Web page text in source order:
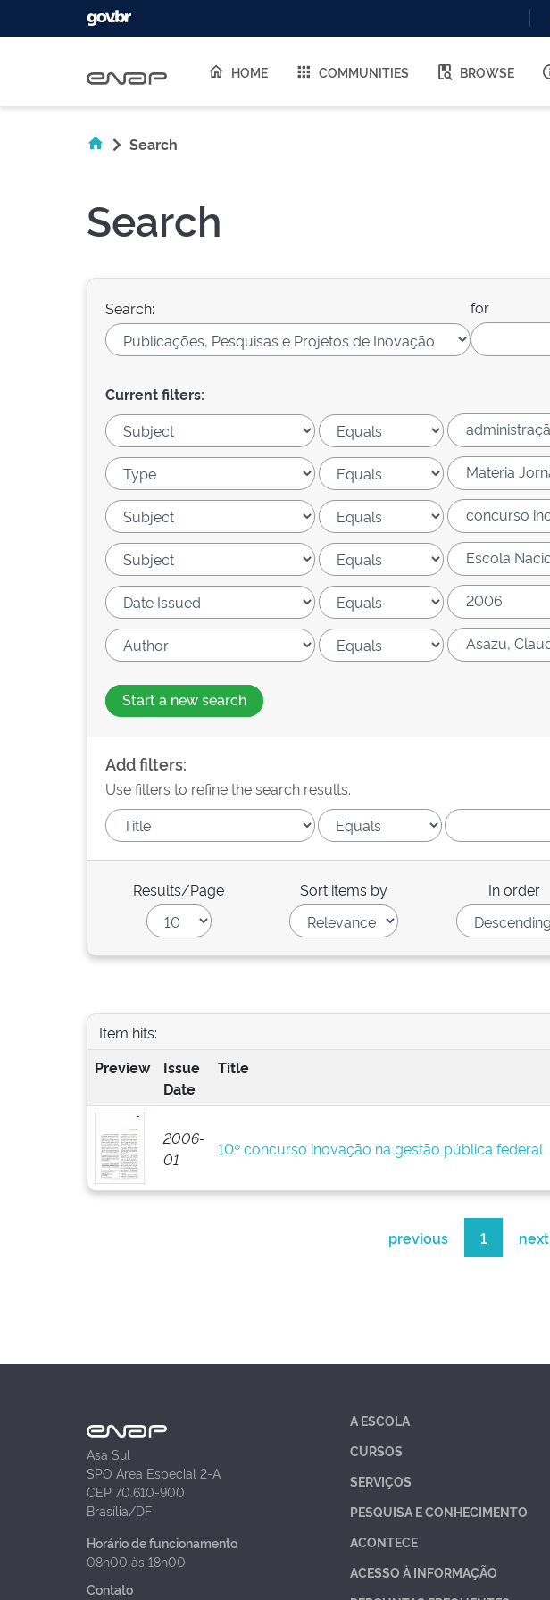
HOME COMMUNITIES BROWSE
Search
Search
Search: for
Current filters:
Start a new search
Add filters:
Use filters to refine the search results.
Results/Page Sort items by In order
Item hits:
Preview
Issue
Date
Title
2006-
01
10º concurso inovação na gestão pública federal
previous 1 next
Asa Sul
SPO Área Especial 2-A
CEP 70.610-900
Brasília/DF
Horário de funcionamento
08h00 às 18h00
Contato
A ESCOLA
CURSOS
SERVIÇOS
PESQUISA E CONHECIMENTO
ACONTECE
ACESSO À INFORMAÇÃO